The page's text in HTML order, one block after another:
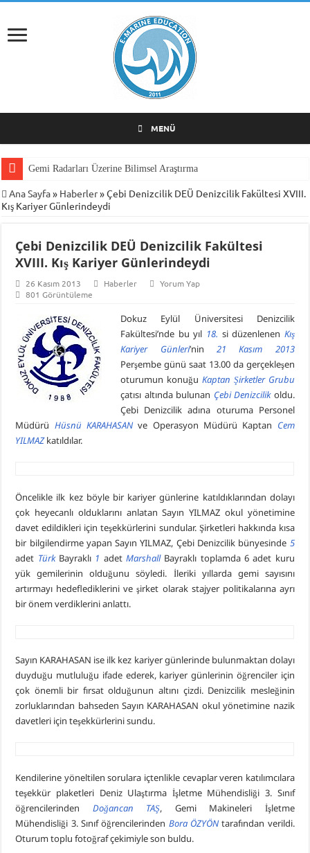
MENÜ
Gemi Radarları Üzerine Bilimsel Araştırma
Ana Sayfa» Haberler»Çebi Denizcilik DEÜ Denizcilik Fakültesi XVIII.
Kış Kariyer Günlerindeydi
Çebi Denizcilik DEÜ Denizcilik Fakültesi
XVIII. Kış Kariyer Günlerindeydi
26 Kasım 2013 Haberler
Yorum Yap
801 Görüntüleme
Dokuz Eylül Üniversitesi Denizcilik
Fakültesi’nde bu yıl 18. si düzenlenen Kış
Kariyer Günleri’nin21 Kasım 2013
Perşembe günü saat 13.00 da gerçekleşen
oturumun konuğu Kaptan Şirketler Grubu
çatısı altında bulunan Çebi Denizcilikoldu.
Çebi Denizcilik adına oturuma Personel
Müdürü Hüsnü KARAHASANve Operasyon Müdürü Kaptan Cem
YILMAZkatıldılar.
Öncelikle ilk kez böyle bir kariyer günlerine katıldıklarından dolayı
çok heyecanlı olduklarını anlatan Sayın YILMAZ okul yönetimine
davet edildikleri için teşekkürlerini sundular. Şirketleri hakkında kısa
bir bilgilendirme yapan Sayın YILMAZ, Çebi Denizcilik bünyesinde 5
adet TürkBayraklı 1 adet MarshallBayraklı toplamda 6 adet kuru
yük gemilerinin olduğunu söyledi. İleriki yıllarda gemi sayısını
artırmayı hedeflediklerini ve şirket olarak stajyer politikalarına ayrı
bir önem verdiklerini anlattı.
Sayın KARAHASAN ise ilk kez kariyer günlerinde bulunmaktan dolayı
duyduğu mutluluğu ifade ederek, kariyer günlerinin öğrenciler için
çok önemli bir fırsat olduğunun altını çizdi. Denizcilik mesleğinin
zorluklarından bahseden Sayın KARAHASAN okul yönetimine nazik
davetleri için teşekkürlerini sundu.
Kendilerine yöneltilen sorulara içtenlikle cevaplar veren katılımcılara
teşekkür plaketleri Deniz Ulaştırma İşletme Mühendisliği 3. Sınıf
öğrencilerinden Doğancan TAŞ, Gemi Makineleri İşletme
Mühendisliği 3. Sınıf öğrencilerinden Bora ÖZYÖN tarafından verildi.
Oturum toplu fotoğraf çekimiyle son buldu.